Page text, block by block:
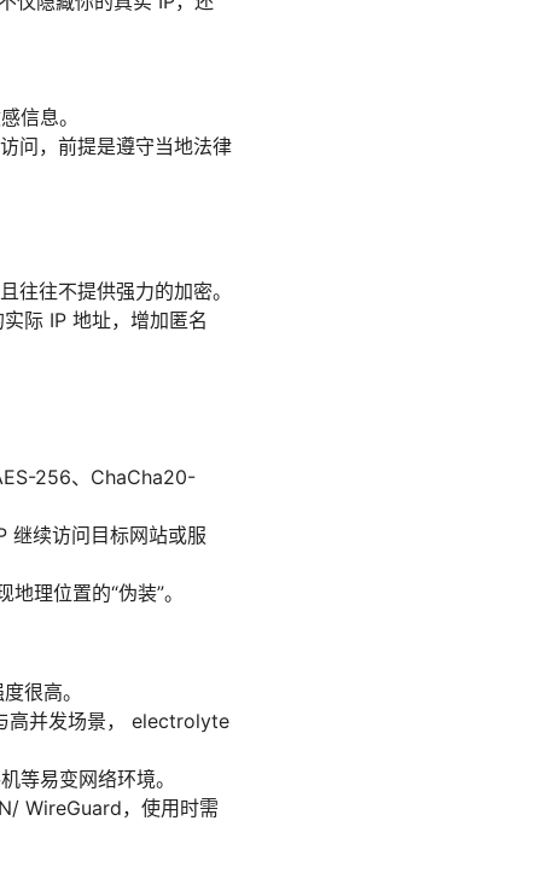
信息。
问，前提是遵守当地法律
往往不提供强力的加密。
际 IP 地址，增加匿名
256、ChaCha20-
继续访问目标网站或服
理位置的“伪装”。
很高。
高并发场景， electrolyte
等易变网络环境。
WireGuard，使用时需